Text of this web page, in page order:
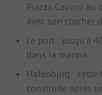
Piazza Cavour
avec son clocher
Le port : jusqu'à
dans la marina.
Hafenburg : cette
construite après